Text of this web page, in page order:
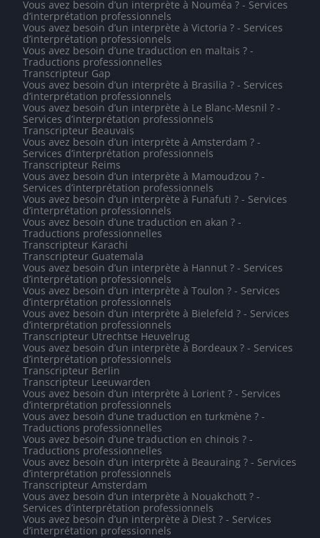
Vous avez besoin d’un interprète à Nouméa ? - Services
d’interprétation professionnels
Vous avez besoin d’un interprète à Victoria ? - Services
d’interprétation professionnels
Vous avez besoin d’une traduction en maltais ? -
Traductions professionnelles
Transcripteur Gap
Vous avez besoin d’un interprète à Brasilia ? - Services
d’interprétation professionnels
Vous avez besoin d’un interprète à Le Blanc-Mesnil ? -
Services d’interprétation professionnels
Transcripteur Beauvais
Vous avez besoin d’un interprète à Amsterdam ? -
Services d’interprétation professionnels
Transcripteur Reims
Vous avez besoin d’un interprète à Mamoudzou ? -
Services d’interprétation professionnels
Vous avez besoin d’un interprète à Funafuti ? - Services
d’interprétation professionnels
Vous avez besoin d’une traduction en akan ? -
Traductions professionnelles
Transcripteur Karachi
Transcripteur Guatemala
Vous avez besoin d’un interprète à Hannut ? - Services
d’interprétation professionnels
Vous avez besoin d’un interprète à Toulon ? - Services
d’interprétation professionnels
Vous avez besoin d’un interprète à Bielefeld ? - Services
d’interprétation professionnels
Transcripteur Utrechtse Heuvelrug
Vous avez besoin d’un interprète à Bordeaux ? - Services
d’interprétation professionnels
Transcripteur Berlin
Transcripteur Leeuwarden
Vous avez besoin d’un interprète à Lorient ? - Services
d’interprétation professionnels
Vous avez besoin d’une traduction en turkmène ? -
Traductions professionnelles
Vous avez besoin d’une traduction en chinois ? -
Traductions professionnelles
Vous avez besoin d’un interprète à Beauraing ? - Services
d’interprétation professionnels
Transcripteur Amsterdam
Vous avez besoin d’un interprète à Nouakchott ? -
Services d’interprétation professionnels
Vous avez besoin d’un interprète à Diest ? - Services
d’interprétation professionnels